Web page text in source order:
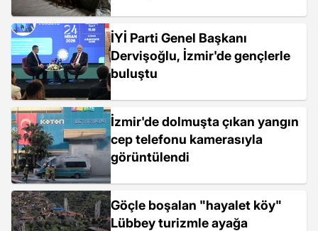
İYİ Parti Genel Başkanı
Dervişoğlu, İzmir'de gençlerle
buluştu
İzmir'de dolmuşta çıkan yangın
cep telefonu kamerasıyla
görüntülendi
Göçle boşalan "hayalet köy"
Lübbey turizmle ayağa